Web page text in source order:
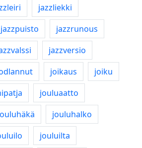
jazzliekki
jazzpuisto
jazzrunous
jazzversio
joikaus
joiku
jouluaatto
jouluhalko
jouluilta